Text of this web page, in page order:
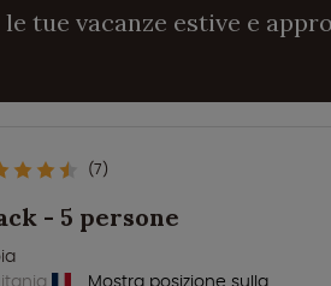
tue vacanze estive e
(7)
- 5 persone
Mostra posizione sulla